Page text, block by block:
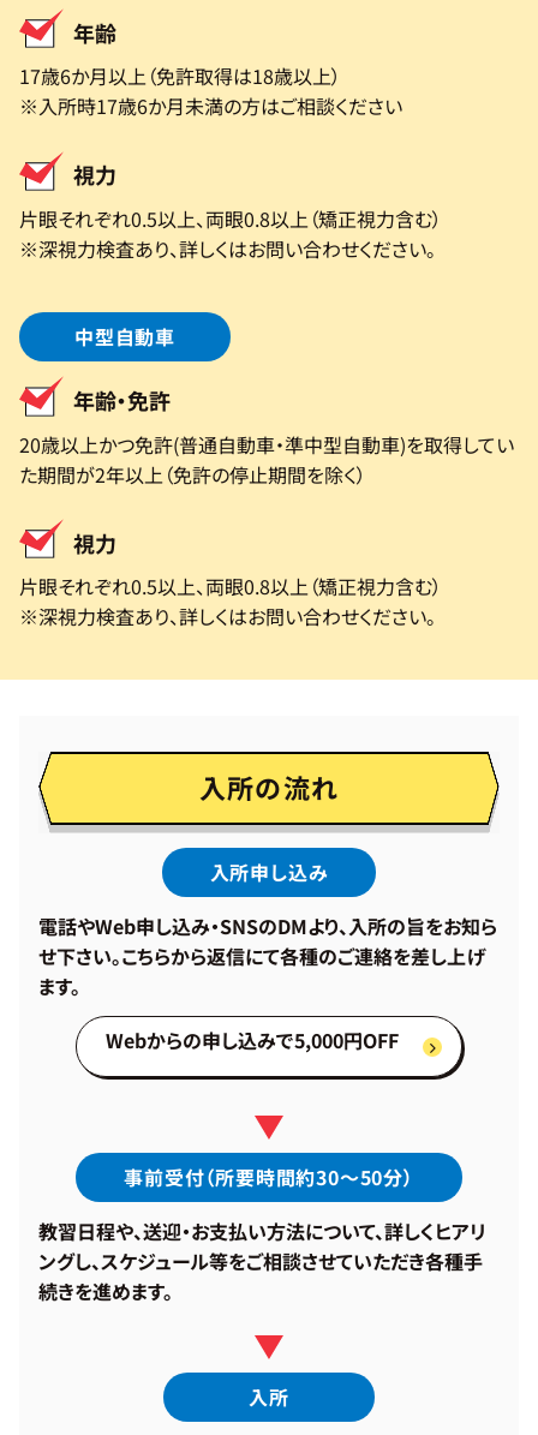
年齢
17歳6か月以上（免許取得は18歳以上）
※入所時17歳6か月未満の方はご相談ください
視力
片眼それぞれ0.5以上、両眼0.8以上（矯正視力含む）
※深視力検査あり、詳しくはお問い合わせください。
中型自動車
年齢・免許
20歳以上かつ免許(普通自動車・準中型自動車)を取得してい
た期間が2年以上（免許の停止期間を除く）
視力
片眼それぞれ0.5以上、両眼0.8以上（矯正視力含む）
※深視力検査あり、詳しくはお問い合わせください。
入所の流れ
入所申し込み
電話やWeb申し込み・SNSのDMより、入所の旨をお知ら
せ下さい。こちらから返信にて各種のご連絡を差し上げ
ます。
Webからの申し込みで5,000円OFF
事前受付（所要時間約30～50分）
教習日程や、送迎・お支払い方法について、詳しくヒアリ
ングし、スケジュール等をご相談させていただき各種手
続きを進めます。
入所